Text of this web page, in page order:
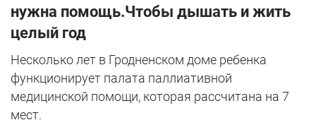
нужна помощь.Чтобы дышать и жить
целый год
Несколько лет в Гродненском доме ребенка
функционирует палата паллиативной
медицинской помощи, которая рассчитана на 7
мест.